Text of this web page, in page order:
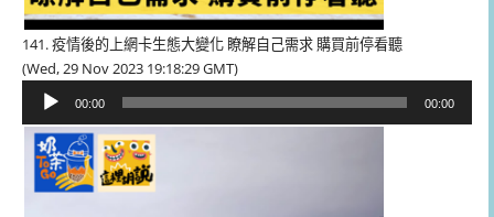
141. 疫情後的上網卡生態大變化 瞭解自己需求 購買前停看聽
(Wed, 29 Nov 2023 19:18:29 GMT)
播
器
00:00 00:00